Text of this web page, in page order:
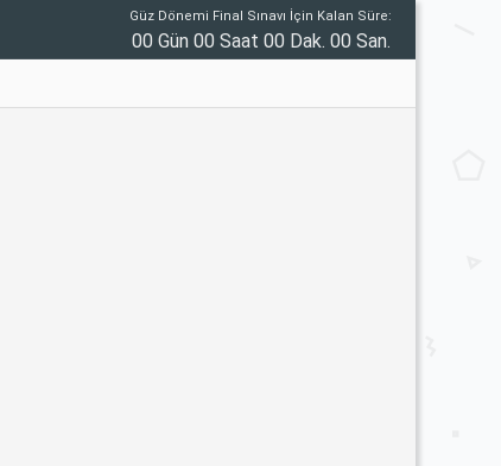
Güz Dönemi Final Sınavı İçin Kalan Süre:
00 Gün 00 Saat 00 Dak. 00 San.